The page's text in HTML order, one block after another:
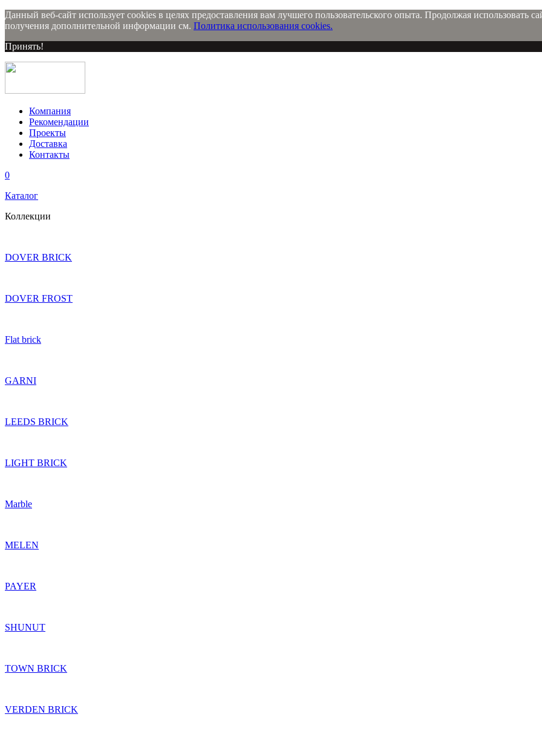
Данный веб-сайт использует cookies в целях предоставления вам лучшего пользовательского опыта. Продолжая использовать
получения дополнительной информации см. Политика использования cookies.
Принять!
Компания
Рекомендации
Проекты
Доставка
Контакты
0
Каталог
Коллекции
DOVER BRICK
DOVER FROST
Flat brick
GARNI
LEEDS BRICK
LIGHT BRICK
Marble
MELEN
PAYER
SHUNUT
TOWN BRICK
VERDEN BRICK